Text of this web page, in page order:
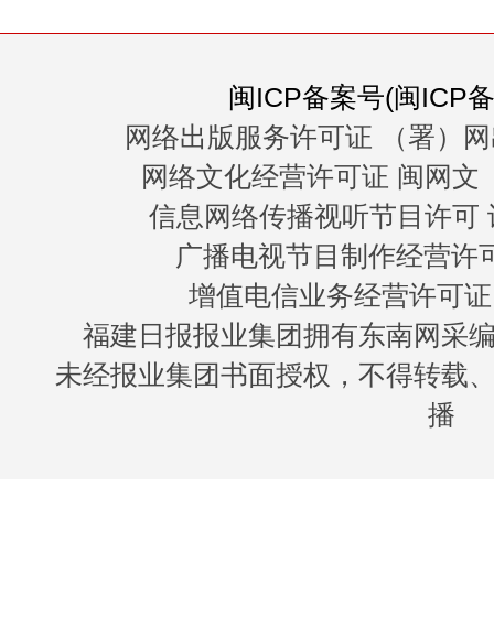
闽ICP备案号(闽ICP
网络出版服务许可证 （署）
网络文化经营许可证 闽网文
信息网络传播视听节目许可
广播电视节目制作经营许
增值电信业务经营许可
福建日报报业集团拥有东南网采
未经报业集团书面授权，不得转载
播